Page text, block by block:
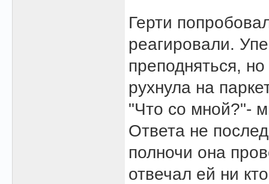
Герти
реагировали.
преподняться,
рухнула на
"Что со мной?"-
Ответа не
полночи она
отвечал ей ни